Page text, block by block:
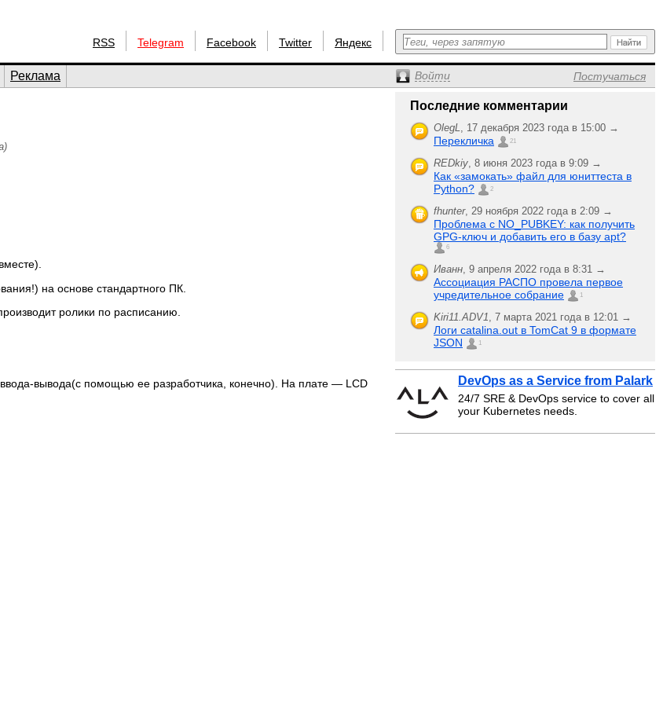
RSS Telegram Facebook Twitter Яндекс
Реклама Войти Постучаться
на основе стандартного ПК.
ролики по расписанию.
вывода(с помощью ее разработчика, конечно). На плате — LCD
Последние комментарии
OlegL, 17 декабря 2023 года в 15:00 →
Перекличка 21
REDkiy, 8 июня 2023 года в 9:09 →
Как «замокать» файл для юниттеста в
Python?
2
fhunter, 29 ноября 2022 года в 2:09 →
Проблема с NO_PUBKEY: как получить
GPG-ключ и добавить его в базу apt?
6
Иванн, 9 апреля 2022 года в 8:31 →
Ассоциация РАСПО провела первое
учредительное собрание
1
Kiri11.ADV1, 7 марта 2021 года в 12:01 →
Логи catalina.out в TomCat 9 в формате
JSON
1
DevOps as a Service from Palark
24/7 SRE & DevOps service to cover all
your Kubernetes needs.